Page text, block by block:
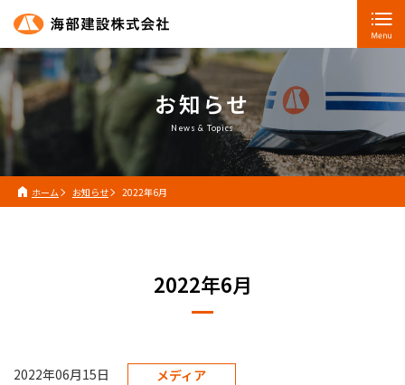
お知らせ
News & Topics
ホーム お知らせ 2022年6月
2022年6月
2022年06月15日 メディア